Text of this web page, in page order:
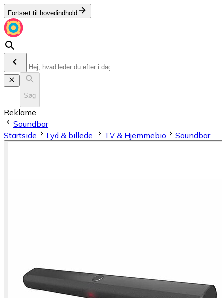
Fortsæt til hovedindhold
Søg
Reklame
Soundbar
Startside
Lyd & billede TV & Hjemmebio Soundbar